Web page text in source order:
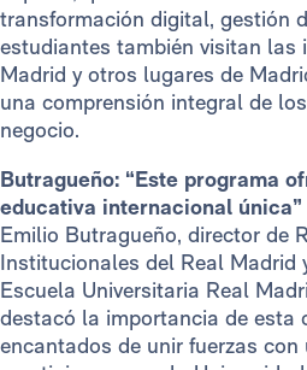
transformación digital, gestión
estudiantes también visitan las
Madrid y otros lugares de
una comprensión integral de
negocio.
Butragueño: “Este programa
educativa internacional única”
Emilio Butragueño, director de
Institucionales del Real Madrid
Escuela Universitaria Real
destacó la importancia de esta
encantados de unir fuerzas